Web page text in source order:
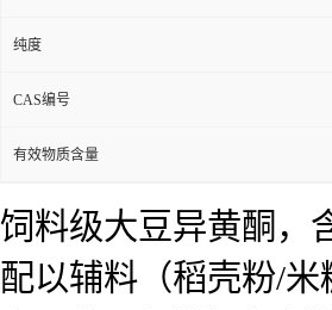
纯度
CAS编号
有效物质含量
饲料级大豆异黄酮，
配以辅料（稻壳粉/米